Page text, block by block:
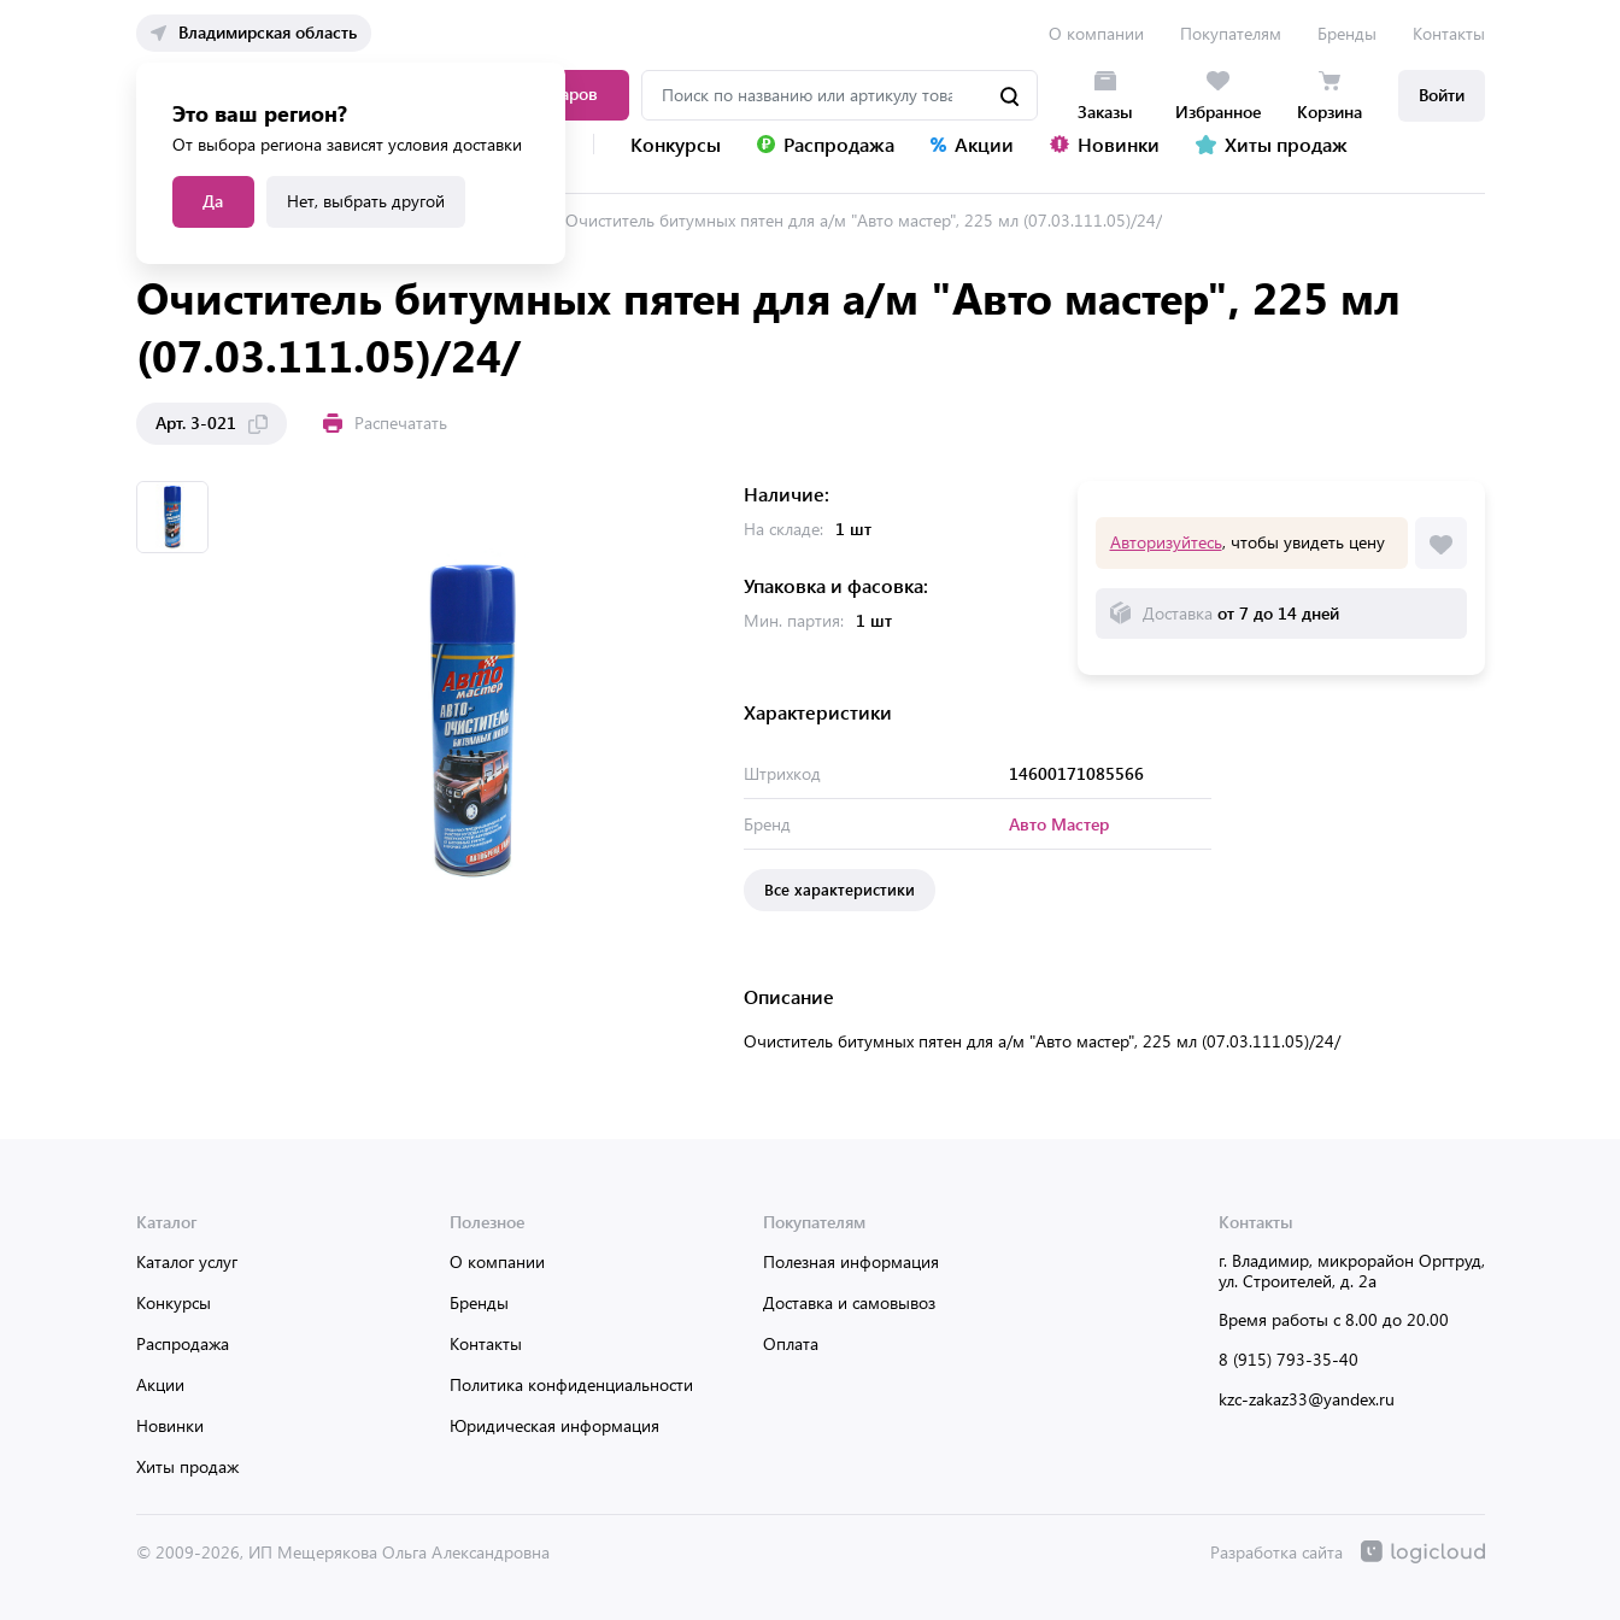
Владимирская область
Это ваш регион?
От выбора региона зависят условия доставки
Да Нет, выбрать другой
О компании Покупателям Бренды Контакты
Каталог товаров
Заказы Избранное Корзина
Войти
Каталог услуг Конкурсы Распродажа Акции Новинки Хиты продаж
Главная Каталог Очиститель битумных пятен для а/м "Авто мастер", 225 мл (07.03.111.05)/24/
Очиститель битумных пятен для а/м "Авто мастер", 225 мл
(07.03.111.05)/24/
Арт. 3-021 Распечатать
Наличие:
На складе: 1 шт
Упаковка и фасовка:
Мин. партия: 1 шт
Авторизуйтесь, чтобы увидеть цену
Доставка от 7 до 14 дней
Характеристики
Штрихкод 14600171085566
Бренд Авто Мастер
Все характеристики
Описание
Очиститель битумных пятен для а/м "Авто мастер", 225 мл (07.03.111.05)/24/
Каталог
Каталог услуг
Конкурсы
Распродажа
Акции
Новинки
Хиты продаж
Полезное
О компании
Бренды
Контакты
Политика конфиденциальности
Юридическая информация
Покупателям
Полезная информация
Доставка и самовывоз
Оплата
Контакты
г. Владимир, микрорайон Оргтруд,
ул. Строителей, д. 2а
Время работы с 8.00 до 20.00
8 (915) 793-35-40
kzc-zakaz33@yandex.ru
© 2009-2026, ИП Мещерякова Ольга Александровна Разработка сайта